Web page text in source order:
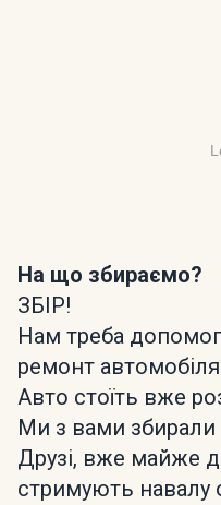
На що збираємо?
ЗБІР!
Нам треба
ремонт
Авто стоїть вже
Ми з вами
Друзі, вже майже
стримують